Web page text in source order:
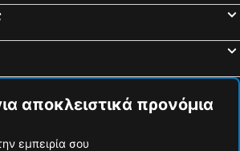
αποκλειστικά προνόμια
εμπειρία σου